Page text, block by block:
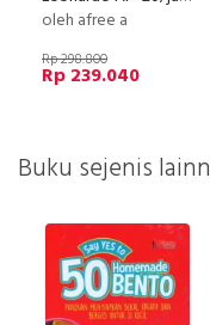
oleh afree a
Rp 298.800
Rp 239.040
Buku sejenis